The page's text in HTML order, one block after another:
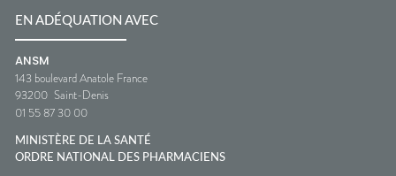
EN ADÉQUATION AVEC
ANSM
143 boulevard Anatole France
93200 Saint-Denis
01 55 87 30 00
MINISTÈRE DE LA SANTÉ
ORDRE NATIONAL DES PHARMACIENS